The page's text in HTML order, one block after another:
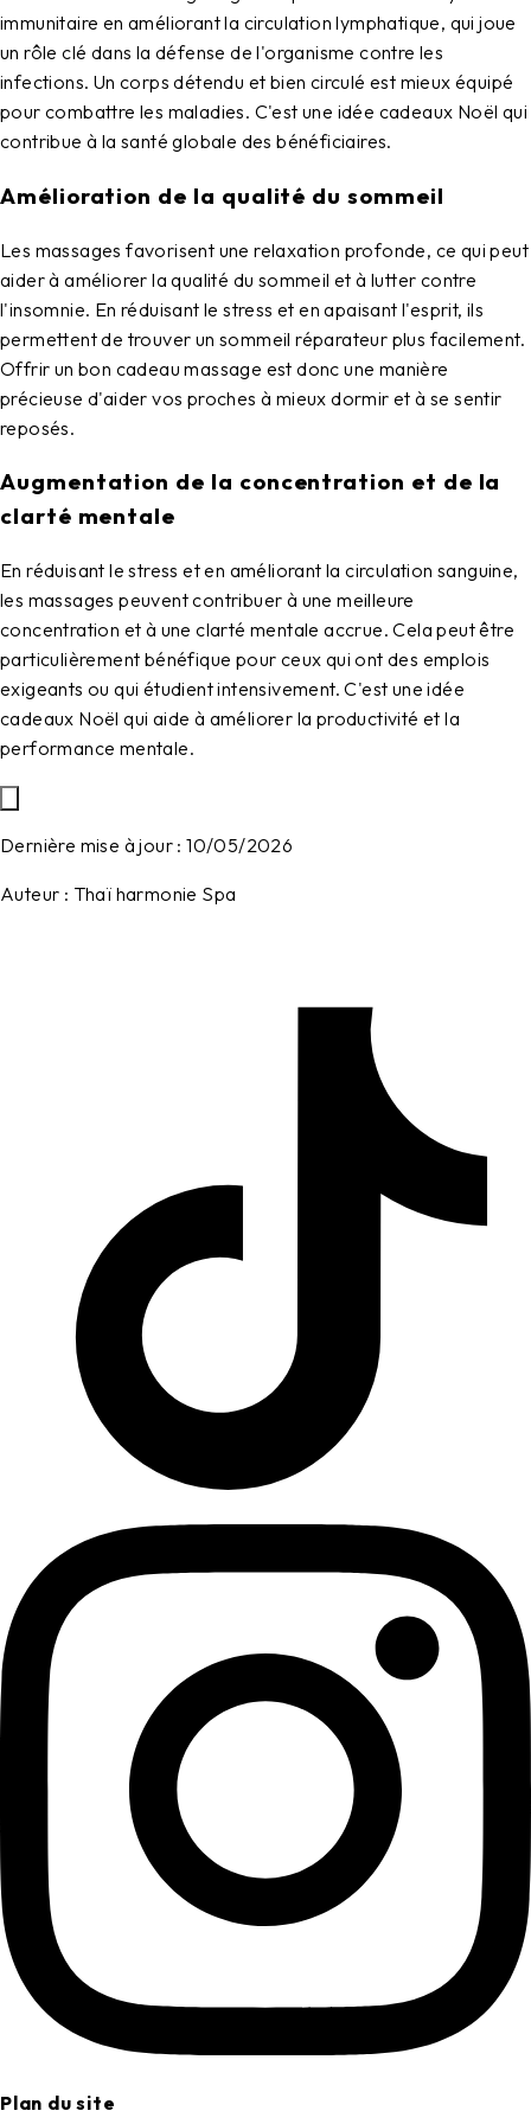
immunitaire en améliorant la circulation lymphatique, qui joue
un rôle clé dans la défense de l'organisme contre les
infections. Un corps détendu et bien circulé est mieux équipé
pour combattre les maladies. C'est une idée cadeaux Noël qui
contribue à la santé globale des bénéficiaires.
Amélioration de la qualité du sommeil
Les massages favorisent une relaxation profonde, ce qui peut
aider à améliorer la qualité du sommeil et à lutter contre
l'insomnie. En réduisant le stress et en apaisant l'esprit, ils
permettent de trouver un sommeil réparateur plus facilement.
Offrir unbon cadeau massage est donc une manière
précieuse d'aider vos proches à mieux dormir et à se sentir
reposés.
Augmentation de la concentration et de la
clarté mentale
En réduisant le stress et en améliorant la circulation sanguine,
les massages peuvent contribuer à une meilleure
concentration et à une clarté mentale accrue. Cela peut être
particulièrement bénéfique pour ceux qui ont des emplois
exigeants ou qui étudient intensivement. C'est uneidée
cadeaux Noël qui aide à améliorer la productivité et la
performance mentale.
Dernière mise à jour : 10/05/2026
Auteur : Thaï harmonie Spa
Plan du site